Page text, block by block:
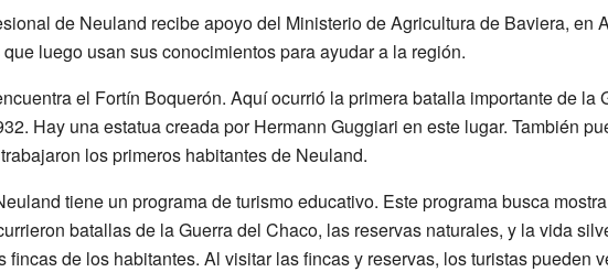
de Neuland recibe apoyo del Ministerio de Agricultura de Baviera, en
luego usan sus conocimientos para ayudar a la región.
el Fortín Boquerón. Aquí ocurrió la primera batalla importante de la
Hay una estatua creada por Hermann Guggiari en este lugar. También
los primeros habitantes de Neuland.
tiene un programa de turismo educativo. Este programa busca
batallas de la Guerra del Chaco, las reservas naturales, y la vida
fincas de los habitantes. Al visitar las fincas y reservas, los turistas pueden